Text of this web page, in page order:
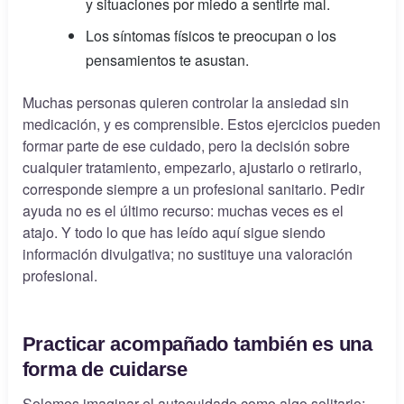
Los síntomas físicos te preocupan o los
pensamientos te asustan.
Muchas personas quieren controlar la ansiedad sin
medicación, y es comprensible. Estos ejercicios pueden
formar parte de ese cuidado, pero la decisión sobre
cualquier tratamiento, empezarlo, ajustarlo o retirarlo,
corresponde siempre a un profesional sanitario. Pedir
ayuda no es el último recurso: muchas veces es el
atajo. Y todo lo que has leído aquí sigue siendo
información divulgativa; no sustituye una valoración
profesional.
Practicar acompañado también es una
forma de cuidarse